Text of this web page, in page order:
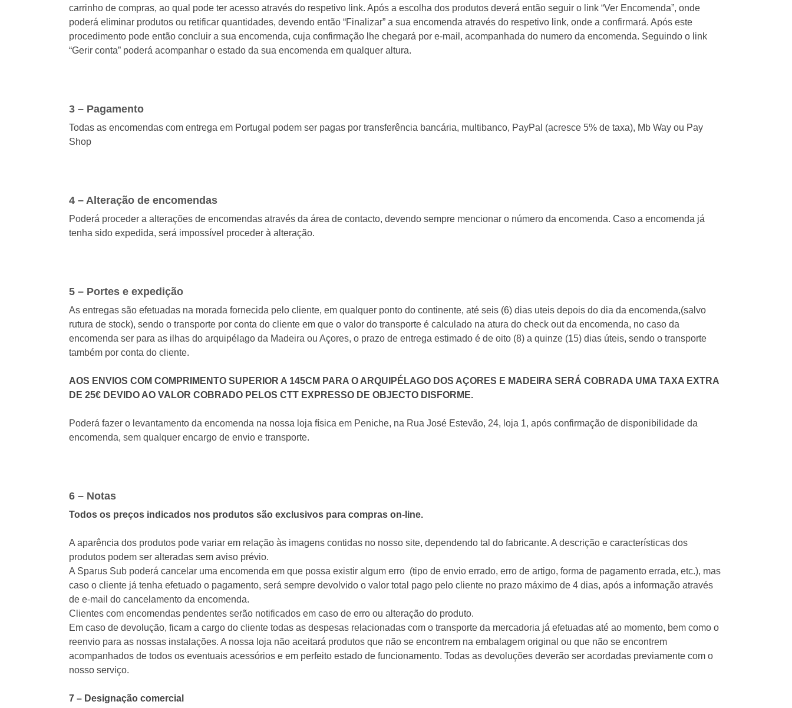
carrinho de compras, ao qual pode ter acesso através do respetivo link. Após a escolha dos produtos deverá então seguir o link “Ver Encomenda”, onde
poderá eliminar produtos ou retificar quantidades, devendo então “Finalizar” a sua encomenda através do respetivo link, onde a confirmará. Após este
procedimento pode então concluir a sua encomenda, cuja confirmação lhe chegará por e-mail, acompanhada do numero da encomenda. Seguindo o link
“Gerir conta” poderá acompanhar o estado da sua encomenda em qualquer altura.
3 – Pagamento
Todas as encomendas com entrega em Portugal podem ser pagas por transferência bancária, multibanco, PayPal (acresce 5% de taxa), Mb Way ou Pay
Shop
4 – Alteração de encomendas
Poderá proceder a alterações de encomendas através da área de contacto, devendo sempre mencionar o número da encomenda. Caso a encomenda já
tenha sido expedida, será impossível proceder à alteração.
5 – Portes e expedição
As entregas são efetuadas na morada fornecida pelo cliente, em qualquer ponto do continente, até seis (6) dias uteis depois do dia da encomenda,(salvo
rutura de stock), sendo o transporte por conta do cliente em que o valor do transporte é calculado na atura do check out da encomenda, no caso da
encomenda ser para as ilhas do arquipélago da Madeira ou Açores, o prazo de entrega estimado é de oito (8) a quinze (15) dias úteis, sendo o transporte
também por conta do cliente.
AOS ENVIOS COM COMPRIMENTO SUPERIOR A 145CM PARA O ARQUIPÉLAGO DOS AÇORES E MADEIRA SERÁ COBRADA UMA TAXA EXTRA
DE 25€ DEVIDO AO VALOR COBRADO PELOS CTT EXPRESSO DE OBJECTO DISFORME.
Poderá fazer o levantamento da encomenda na nossa loja física em Peniche, na Rua José Estevão, 24, loja 1, após confirmação de disponibilidade da
encomenda, sem qualquer encargo de envio e transporte.
6 – Notas
Todos os preços indicados nos produtos são exclusivos para compras on-line.
A aparência dos produtos pode variar em relação às imagens contidas no nosso site, dependendo tal do fabricante. A descrição e características dos
produtos podem ser alteradas sem aviso prévio.
A Sparus Sub poderá cancelar uma encomenda em que possa existir algum erro (tipo de envio errado, erro de artigo, forma de pagamento errada, etc.), mas
caso o cliente já tenha efetuado o pagamento, será sempre devolvido o valor total pago pelo cliente no prazo máximo de 4 dias, após a informação através
de e-mail do cancelamento da encomenda.
Clientes com encomendas pendentes serão notificados em caso de erro ou alteração do produto.
Em caso de devolução, ficam a cargo do cliente todas as despesas relacionadas com o transporte da mercadoria já efetuadas até ao momento, bem como o
reenvio para as nossas instalações. A nossa loja não aceitará produtos que não se encontrem na embalagem original ou que não se encontrem
acompanhados de todos os eventuais acessórios e em perfeito estado de funcionamento. Todas as devoluções deverão ser acordadas previamente com o
nosso serviço.
7 – Designação comercial